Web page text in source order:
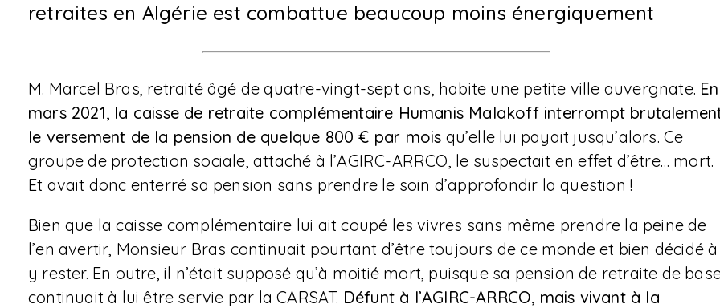
retraites en Algérie est combattue beaucoup moins énergiquement
M. Marcel Bras, retraité âgé de quatre-vingt-sept ans, habite une petite ville auvergnate. En
mars 2021, la caisse de retraite complémentaire Humanis Malakoff interrompt
le versement de la pension de quelque 800 € par mois qu’elle lui payait jusqu’alors. Ce
groupe de protection sociale, attaché à l’AGIRC-ARRCO, le suspectait en effet d’être… mort.
Et avait donc enterré sa pension sans prendre le soin d’approfondir la question !
Bien que la caisse complémentaire lui ait coupé les vivres sans même prendre la peine de
l’en avertir, Monsieur Bras continuait pourtant d’être toujours de ce monde et bien décidé à
y rester. En outre, il n’était supposé qu’à moitié mort, puisque sa pension de retraite de
continuait à lui être servie par la CARSAT. Défunt à l’AGIRC-ARRCO, mais vivant à la